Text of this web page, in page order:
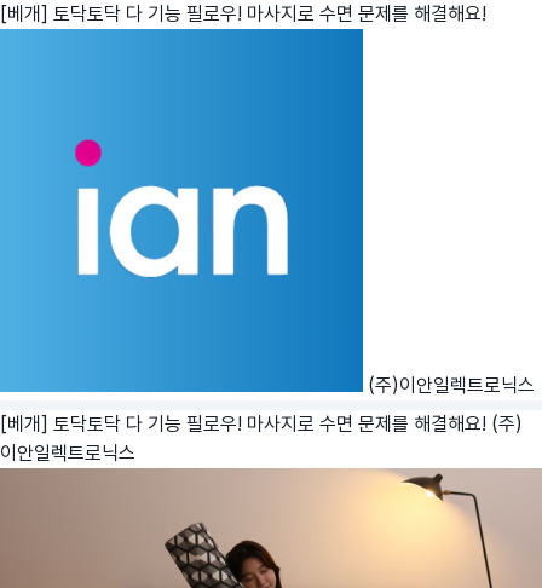
[베개] 토닥토닥 다 기능 필로우! 마사지로 수면 문제를 해결해요!
(주)이안일렉트로닉스
[베개] 토닥토닥 다 기능 필로우! 마사지로 수면 문제를 해결해요! (주)
이안일렉트로닉스